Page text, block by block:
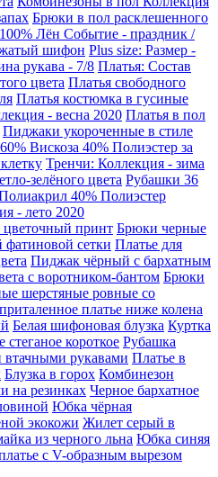
Брюки в пол расклешенного
Лён Событие - праздник /
жатый шифон Plus size: Размер -
рукава - 7/8 Платья: Состав
цвета Платья свободного
Платья костюмка в гусиные
- весна 2020 Платья в пол
Пиджаки укороченные в стиле
Вискоза 40% Полиэстер за
Тренчи: Коллекция - зима
зелёного цвета Рубашки 36
40% Полиэстер
- лето 2020
цветочный принт Брюки черные
фатиновой сетки Платье для
Пиджак чёрный с бархатным
с воротником-бантом Брюки
шерстяные ровные со
платье ниже колена
Белая шифоновая блузка Куртка
короткое Рубашка
втачными рукавами Платье в
Блузка в горох Комбинезон
на резинках Черное бархатное
Юбка чёрная
экокожи Жилет серый в
из черного льна Юбка синяя
с V-образным вырезом